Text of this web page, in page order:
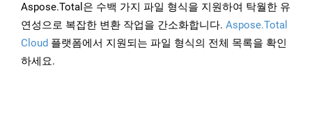
Aspose.Total은 수백 가지 파일 형식을 지원하여 탁월한 유
연성으로 복잡한 변환 작업을 간소화합니다. Aspose.Total
Cloud 플랫폼에서 지원되는 파일 형식의 전체 목록을 확인
하세요.